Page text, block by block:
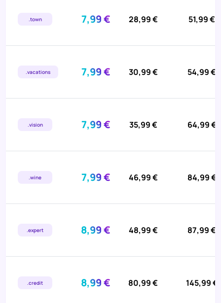
.town 7,99 € 28,99 € 51,99 €
.vacations 7,99 € 30,99 € 54,99 €
.vision 7,99 € 35,99 € 64,99 €
.wine 7,99 € 46,99 € 84,99 €
.expert 8,99 € 48,99 € 87,99 €
.credit 8,99 € 80,99 € 145,99 €